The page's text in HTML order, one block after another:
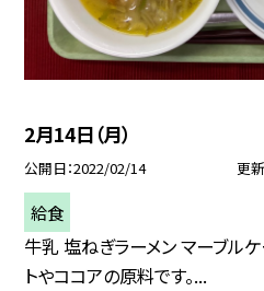
2月14日（月）
公開日 2022/02/14 更
給食
牛乳 塩ねぎラーメン マーブル
トやココアの原料です。...